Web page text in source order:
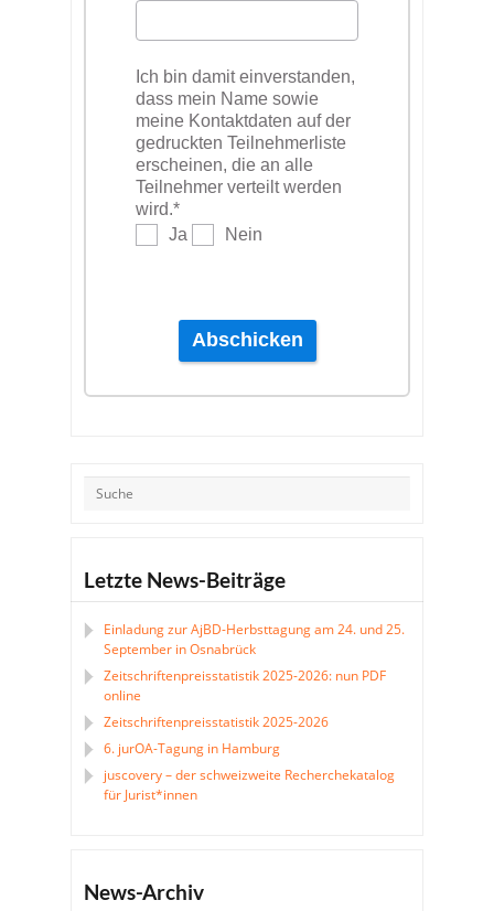
Ich bin damit einverstanden,
dass mein Name sowie
meine Kontaktdaten auf der
gedruckten Teilnehmerliste
erscheinen, die an alle
Teilnehmer verteilt werden
wird.*
Ja
Nein
Abschicken
Letzte News-Beiträge
Einladung zur AjBD-Herbsttagung am 24. und 25.
September in Osnabrück
Zeitschriftenpreisstatistik 2025-2026: nun PDF
online
Zeitschriftenpreisstatistik 2025-2026
6. jurOA-Tagung in Hamburg
juscovery – der schweizweite Recherchekatalog
für Jurist*innen
News-Archiv